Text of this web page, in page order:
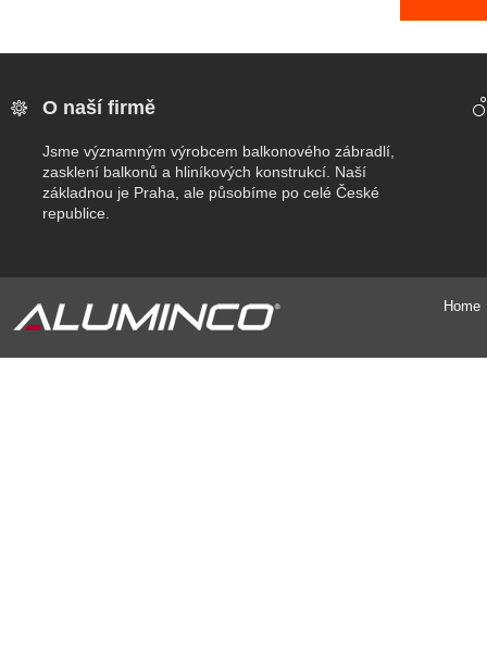
O naší firmě
Jsme významným výrobcem balkonového zábradlí,
zasklení balkonů a hliníkových konstrukcí. Naší
základnou je Praha, ale působíme po celé České
republice.
Home